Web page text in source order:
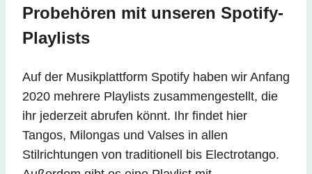
Probehören mit unseren Spotify-
Playlists
Auf der Musikplattform Spotify haben wir Anfang
2020 mehrere Playlists zusammengestellt, die
ihr jederzeit abrufen könnt. Ihr findet hier
Tangos, Milongas und Valses in allen
Stilrichtungen von traditionell bis Electrotango.